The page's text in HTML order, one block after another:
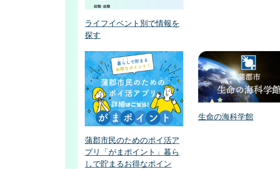
ライフイベント別で情報を
探す
蒲郡市民のためのポイ活ア
プリ「がまポイント」暮ら
しで貯まるお得なポイン
生命の海科学館